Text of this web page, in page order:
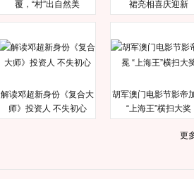
覆，“村”出自然美
裙亮相喜庆迎新
解读邓超新身份《复合大
师》投资人 不失初心
胡军澳门电影节影帝
“上海王”横扫大奖
更